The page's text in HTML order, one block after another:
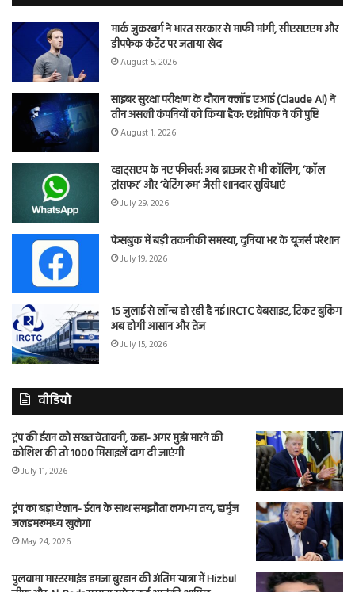
मार्क जुकरबर्ग ने भारत सरकार से माफी मांगी, सीएसएएम और
डीपफेक कंटेंट पर जताया खेद
August 5, 2026
साइबर सुरक्षा परीक्षण के दौरान क्लॉड एआई (Claude AI) ने
तीन असली कंपनियों को किया हैक: एंथ्रोपिक ने की पुष्टि
August 1, 2026
व्हाट्सएप के नए फीचर्स: अब ब्राउजर से भी कॉलिंग, ‘कॉल
ट्रांसफर’ और ‘वेटिंग रूम’ जैसी शानदार सुविधाएं
July 29, 2026
फेसबुक में बड़ी तकनीकी समस्या, दुनिया भर के यूजर्स परेशान
July 19, 2026
15 जुलाई से लॉन्च हो रही है नई IRCTC वेबसाइट, टिकट बुकिंग
अब होगी आसान और तेज
July 15, 2026
वीडियो
ट्रंप की ईरान को सख्त चेतावनी, कहा- अगर मुझे मारने की
कोशिश की तो 1000 मिसाइलें दाग दी जाएंगी
July 11, 2026
ट्रंप का बड़ा ऐलान- ईरान के साथ समझौता लगभग तय, हार्मुज
जलडमरूमध्य खुलेगा
May 24, 2026
पुलवामा मास्टरमाइंड हमजा बुरहान की अंतिम यात्रा में Hizbul